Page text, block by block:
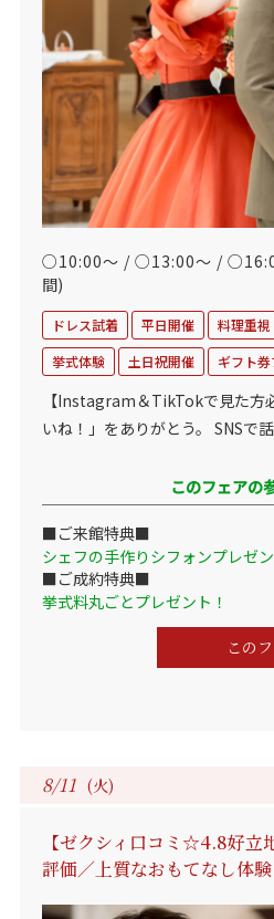
○10:00～ / ○13:00～ /
間)
ドレス試着 平日開催 料理重視
挙式体験
土日祝開催 ギフト
【Instagram＆TikTokで見た方
いね！」をありがとう。 SNSで
このフェアの
■ご来館特典■
シェフの手作りシフォンプレゼ
■ご成約特典■
挙式料丸ごとプレゼント！
この
8/11 (火)
【ゼクシィ口コミ☆4.8好立
評価／上質なおもてなし体